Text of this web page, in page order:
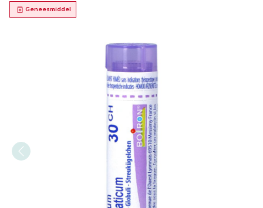
Geneesmiddel